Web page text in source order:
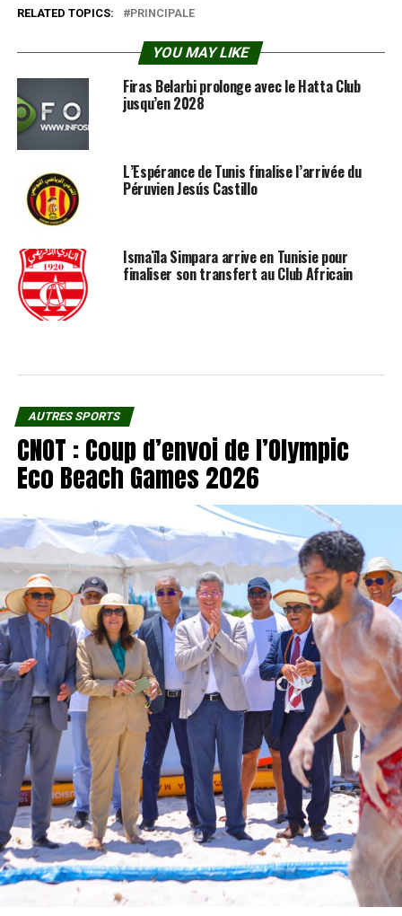
RELATED TOPICS: PRINCIPALE
YOU MAY LIKE
Firas Belarbi prolonge avec le Hatta Club
jusqu’en 2028
L’Espérance de Tunis finalise l’arrivée du
Péruvien Jesús Castillo
Ismaïla Simpara arrive en Tunisie pour
finaliser son transfert au Club Africain
AUTRES SPORTS
CNOT : Coup d’envoi de l’Olympic
Eco Beach Games 2026